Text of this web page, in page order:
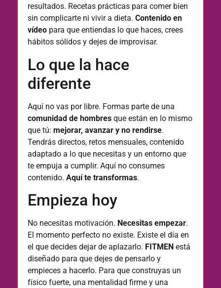
resultados. Recetas prácticas para comer bien
sin complicarte ni vivir a dieta. Contenido en
vídeopara que entiendas lo que haces, crees
hábitos sólidos y dejes de improvisar.
Lo que la hace
diferente
Aquí no vas por libre. Formas parte de una
comunidad de hombresque están en lo mismo
que tú: mejorar, avanzar y no rendirse.
Tendrás directos, retos mensuales, contenido
adaptado a lo que necesitas y un entorno que
te empuja a cumplir. Aquí no consumes
contenido. Aquí te transformas.
Empieza hoy
No necesitas motivación. Necesitas empezar.
El momento perfecto no existe. Existe el día en
el que decides dejar de aplazarlo. FITMENestá
diseñado para que dejes de pensarlo y
empieces a hacerlo. Para que construyas un
físico fuerte, una mentalidad firme y una